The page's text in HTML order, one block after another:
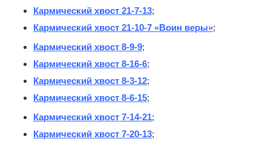
Кармический хвост 21-7-13;
Кармический хвост 21-10-7 «Воин веры»;
Кармический хвост 8-9-9;
Кармический хвост 8-16-6;
Кармический хвост 8-3-12;
Кармический хвост 8-6-15;
Кармический хвост 7-14-21;
Кармический хвост 7-20-13;